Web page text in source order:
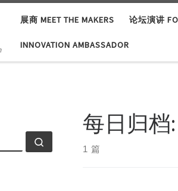
展商 MEET THE MAKERS 论坛演讲
INNOVATION AMBASSADOR
每日归档:
1 篇